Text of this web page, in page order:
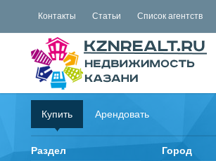
Контакты Статьи Список агентств
Купить Арендовать
Раздел Город